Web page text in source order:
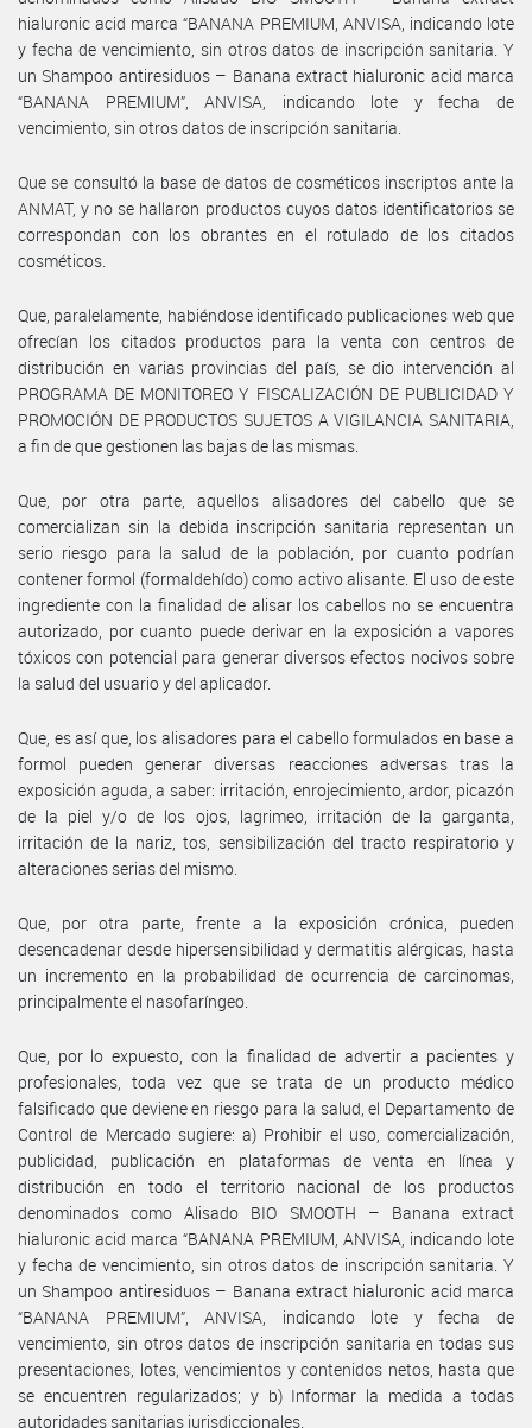
hialuronic acid marca “BANANA PREMIUM, ANVISA, indicando lote
y fecha de vencimiento, sin otros datos de inscripción sanitaria. Y
un Shampoo antiresiduos – Banana extract hialuronic acid marca
“BANANA PREMIUM”, ANVISA, indicando lote y fecha de
vencimiento, sin otros datos de inscripción sanitaria.
Que se consultó la base de datos de cosméticos inscriptos ante la
ANMAT, y no se hallaron productos cuyos datos identificatorios se
correspondan con los obrantes en el rotulado de los citados
cosméticos.
Que, paralelamente, habiéndose identificado publicaciones web que
ofrecían los citados productos para la venta con centros de
distribución en varias provincias del país, se dio intervención al
PROGRAMA DE MONITOREO Y FISCALIZACIÓN DE PUBLICIDAD Y
PROMOCIÓN DE PRODUCTOS SUJETOS A VIGILANCIA SANITARIA,
a fin de que gestionen las bajas de las mismas.
Que, por otra parte, aquellos alisadores del cabello que se
comercializan sin la debida inscripción sanitaria representan un
serio riesgo para la salud de la población, por cuanto podrían
contener formol (formaldehído) como activo alisante. El uso de este
ingrediente con la finalidad de alisar los cabellos no se encuentra
autorizado, por cuanto puede derivar en la exposición a vapores
tóxicos con potencial para generar diversos efectos nocivos sobre
la salud del usuario y del aplicador.
Que, es así que, los alisadores para el cabello formulados en base a
formol pueden generar diversas reacciones adversas tras la
exposición aguda, a saber: irritación, enrojecimiento, ardor, picazón
de la piel y/o de los ojos, lagrimeo, irritación de la garganta,
irritación de la nariz, tos, sensibilización del tracto respiratorio y
alteraciones serias del mismo.
Que, por otra parte, frente a la exposición crónica, pueden
desencadenar desde hipersensibilidad y dermatitis alérgicas, hasta
un incremento en la probabilidad de ocurrencia de carcinomas,
principalmente el nasofaríngeo.
Que, por lo expuesto, con la finalidad de advertir a pacientes y
profesionales, toda vez que se trata de un producto médico
falsificado que deviene en riesgo para la salud, el Departamento de
Control de Mercado sugiere: a) Prohibir el uso, comercialización,
publicidad, publicación en plataformas de venta en línea y
distribución en todo el territorio nacional de los productos
denominados como Alisado BIO SMOOTH – Banana extract
hialuronic acid marca “BANANA PREMIUM, ANVISA, indicando lote
y fecha de vencimiento, sin otros datos de inscripción sanitaria. Y
un Shampoo antiresiduos – Banana extract hialuronic acid marca
“BANANA PREMIUM”, ANVISA, indicando lote y fecha de
vencimiento, sin otros datos de inscripción sanitaria en todas sus
presentaciones, lotes, vencimientos y contenidos netos, hasta que
se encuentren regularizados; y b) Informar la medida a todas
autoridades sanitarias jurisdiccionales.